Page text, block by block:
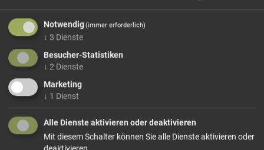
Besonders in der Türkei, im Libanon und im Iran hat dieses
tiefrote Gewürz eine lange Geschichte als unverzichtbarer
Bestandteil der Levante-Küche. Die Früchte...
mehr Infos +
Dieses Produkt führen wir lose.
Notwendig(immer erforderlich)
↓ 3 Dienste
Besucher-Statistiken
↓ 2 Dienste
Marketing
↓ 1 Dienst
Alle Dienste aktivieren oder deaktivieren
Mit diesem Schalter können Sie alle Dienste aktivieren oder